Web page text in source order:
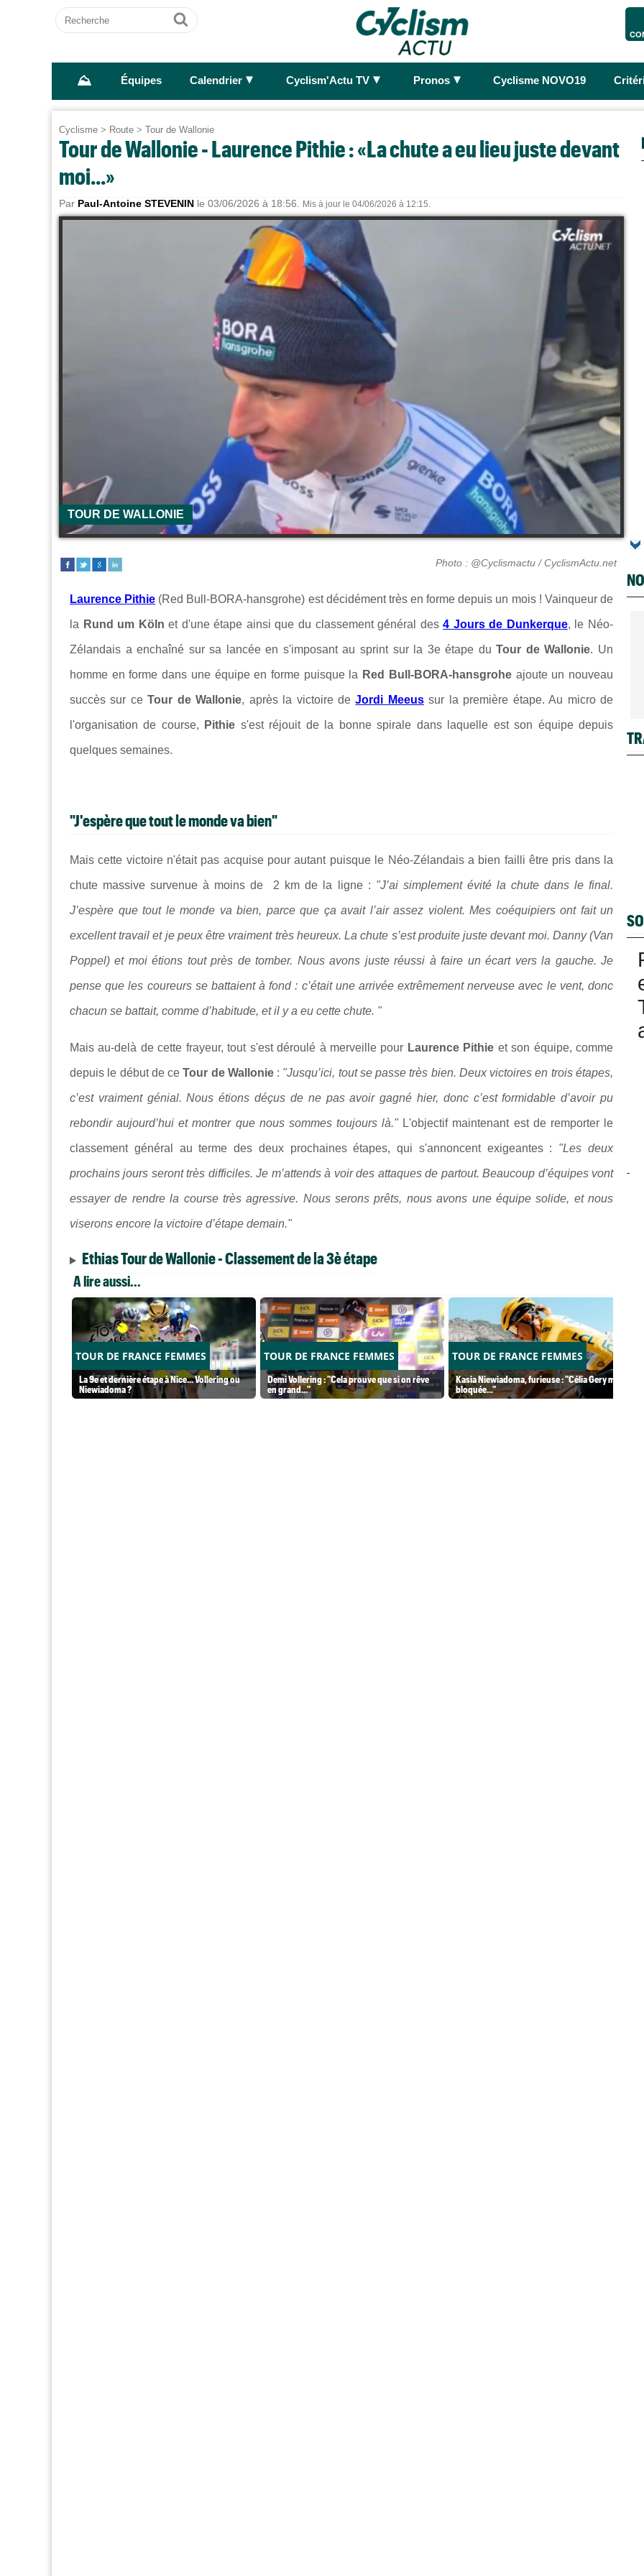
Recherche
Ok
⛰ Équipes Calendrier ► Cyclism'Actu TV ► Pronos ► Cyclisme NOVO19
Cyclisme > Route > Tour de Wallonie
Tour de Wallonie - Laurence Pithie : «La chute a eu lieu juste devant
moi...»
Par Paul-Antoine STEVENIN le 03/06/2026 à 18:56. Mis à jour le 04/06/2026 à 12:15.
TOUR DE WALLONIE
Photo : @Cyclismactu / CyclismActu.net
Laurence Pithie (Red Bull-BORA-hansgrohe) est décidément très en forme depuis un mois ! Vainqueur de
la Rund um Kölnet d'une étape ainsi que du classement général des4 Jours de Dunkerque, le Néo-
Zélandais a enchaîné sur sa lancée en s'imposant au sprint sur la 3e étape duTour de Wallonie. Un
homme en forme dans une équipe en forme puisque la Red Bull-BORA-hansgrohe ajoute un nouveau
succès sur ceTour de Wallonie, après la victoire deJordi Meeus sur la première étape. Au micro de
l'organisation de course, Pithie s'est réjouit de la bonne spirale dans laquelle est son équipe depuis
quelques semaines.
"J'espère que tout le monde va bien"
Mais cette victoire n'était pas acquise pour autant puisque le Néo-Zélandais a bien failli être pris dans la
chute massive survenue à moins de 2 km de la ligne : "J’ai simplement évité la chute dans le final.
J’espère que tout le monde va bien, parce que ça avait l’air assez violent. Mes coéquipiers ont fait un
excellent travail et je peux être vraiment très heureux. La chute s’est produite juste devant moi. Danny (Van
Poppel) et moi étions tout près de tomber. Nous avons juste réussi à faire un écart vers la gauche. Je
pense que les coureurs se battaient à fond : c’était une arrivée extrêmement nerveuse avec le vent, donc
chacun se battait, comme d’habitude, et il y a eu cette chute. "
Mais au-delà de cette frayeur, tout s'est déroulé à merveille pour Laurence Pithie et son équipe, comme
depuis le début de ceTour de Wallonie : "Jusqu’ici, tout se passe très bien. Deux victoires en trois étapes,
c’est vraiment génial. Nous étions déçus de ne pas avoir gagné hier, donc c’est formidable d’avoir pu
rebondir aujourd’hui et montrer que nous sommes toujours là." L'objectif maintenant est de remporter le
classement général au terme des deux prochaines étapes, qui s'annoncent exigeantes : "Les deux
prochains jours seront très difficiles. Je m’attends à voir des attaques de partout. Beaucoup d’équipes vont
essayer de rendre la course très agressive. Nous serons prêts, nous avons une équipe solide, et nous
viserons encore la victoire d’étape demain."
Ethias Tour de Wallonie - Classement de la 3è étape
A lire aussi...
TOUR DE FRANCE FEMMES
La 9e et dernière étape à Nice... Vollering ou
Niewiadoma ?
TOUR DE FRANCE FEMMES
Demi Vollering : "Cela prouve que si on rêve
en grand..."
TOUR DE FRANCE FEMMES
Kasia Niewiadoma, furieuse : "Célia Gery m'a
bloquée..."
-